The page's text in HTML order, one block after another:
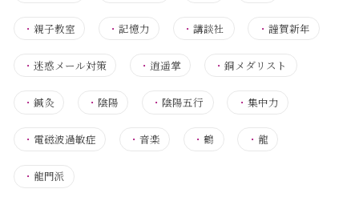
・ 親子教室 ・記憶力 ・講談社 ・ 謹賀新年
・ 迷惑メール対策 ・逍遥掌 ・銅メダリスト
・ 鍼灸 ・ 陰陽 ・ 陰陽五行 ・ 集中力
・ 電磁波過敏症 ・音楽 ・鶴 ・ 龍
・ 龍門派